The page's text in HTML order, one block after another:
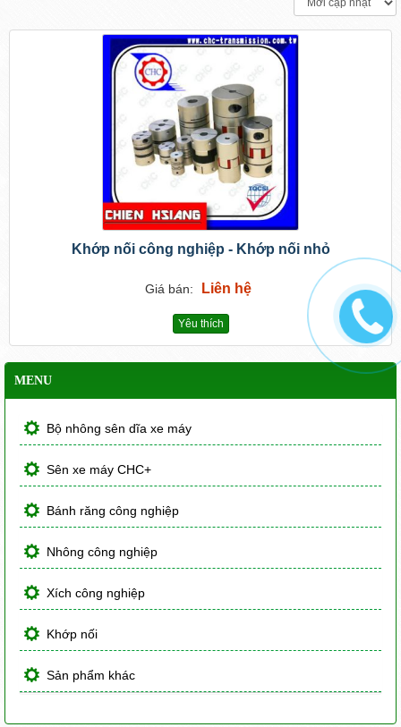
Khớp nối công nghiệp - Khớp nối nhỏ
Giá bán: Liên hệ
Yêu thích
MENU
Bộ nhông sên dĩa xe máy
Sên xe máy CHC+
Bánh răng công nghiệp
Nhông công nghiệp
Xích công nghiệp
Khớp nối
Sản phẩm khác